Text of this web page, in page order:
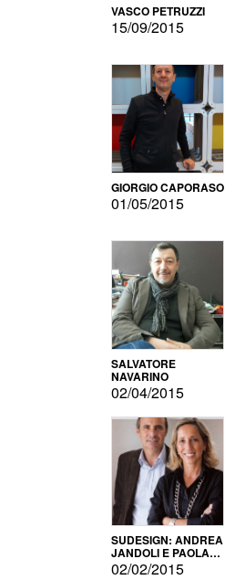
VASCO PETRUZZI
15/09/2015
GIORGIO CAPORASO
01/05/2015
SALVATORE
NAVARINO
02/04/2015
SUDESIGN: ANDREA
JANDOLI E PAOLA
PISAPIA
02/02/2015